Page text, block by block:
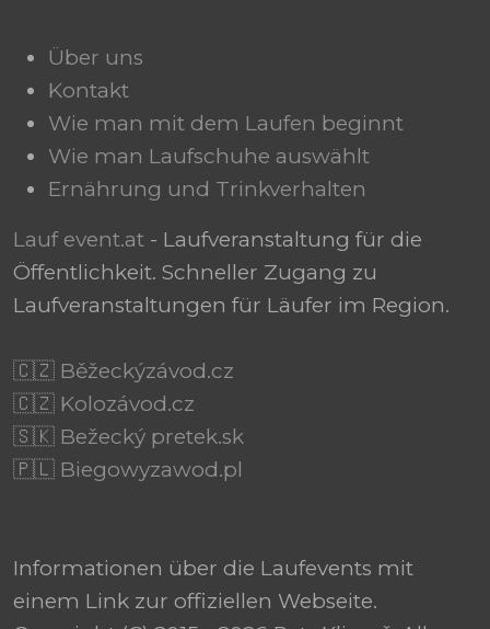
Über uns
Kontakt
Wie man mit dem Laufen beginnt
Wie man Laufschuhe auswählt
Ernährung und Trinkverhalten
Lauf event.at - Laufveranstaltung für die
Öffentlichkeit. Schneller Zugang zu
Laufveranstaltungen für Läufer im Region.
🇨🇿 Běžeckýzávod.cz
🇨🇿 Kolozávod.cz
🇸🇰 Bežecký pretek.sk
🇵🇱 Biegowyzawod.pl
Informationen über die Laufevents mit
einem Link zur offiziellen Webseite.